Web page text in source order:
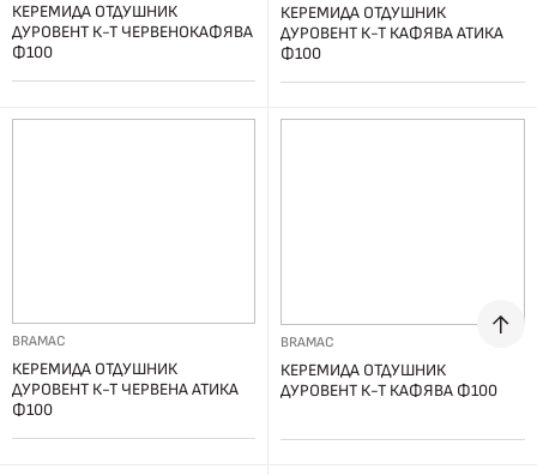
КЕРЕМИДА ОТДУШНИК
ДУРОВЕНТ К-Т ЧЕРВЕНОКАФЯВА
Ф100
КЕРЕМИДА ОТДУШНИК
ДУРОВЕНТ К-Т КАФЯВА АТИКА
Ф100
BRAMAC
КЕРЕМИДА ОТДУШНИК
ДУРОВЕНТ К-Т ЧЕРВЕНА АТИКА
Ф100
BRAMAC
КЕРЕМИДА ОТДУШНИК
ДУРОВЕНТ К-Т КАФЯВА Ф100